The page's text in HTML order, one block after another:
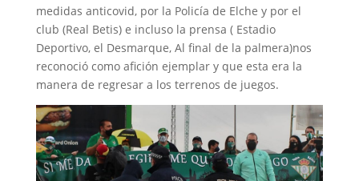
medidas anticovid, por la Policía de Elche y por el
club (Real Betis) e incluso la prensa ( Estadio
Deportivo, el Desmarque, Al final de la palmera)nos
reconoció como afición ejemplar y que esta era la
manera de regresar a los terrenos de juegos.